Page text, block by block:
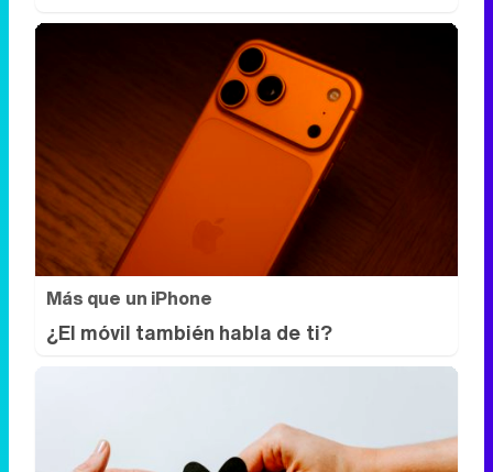
Más que un iPhone
¿El móvil también habla de ti?